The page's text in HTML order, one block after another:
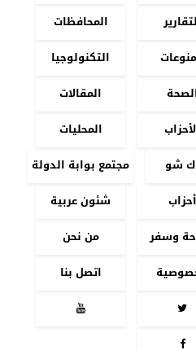
المحافظات
التكنولوجيا
المقالات
المحليات
شو
مجتمع بوابة الدولة
أحزاب
شئون عربية
وسفر
من نحن
اتصل بنا


